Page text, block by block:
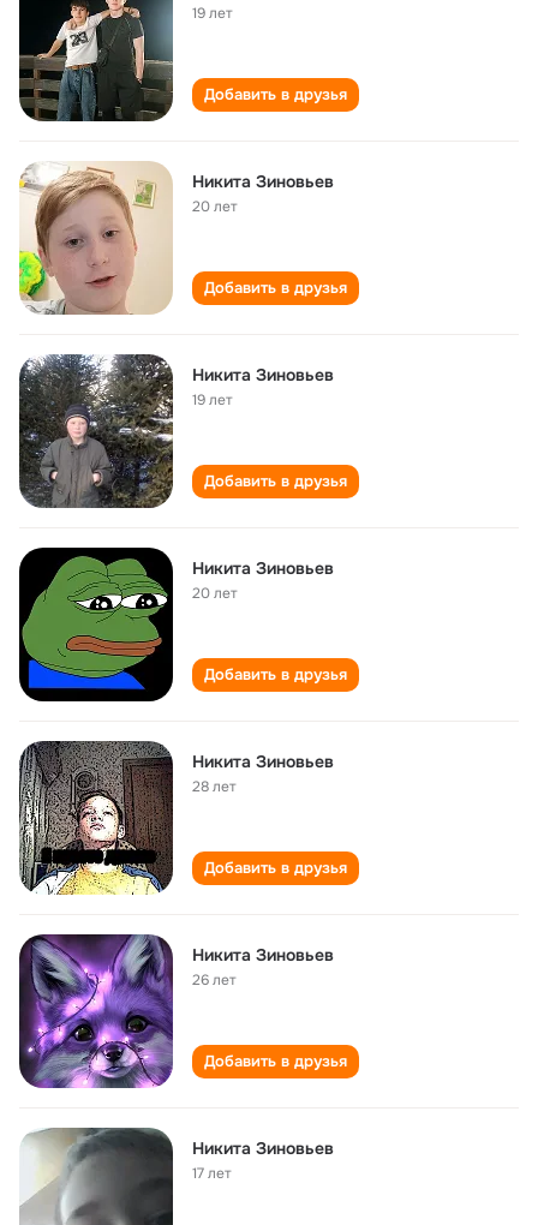
19 лет
Добавить в друзья
Никита Зиновьев
20 лет
Добавить в друзья
Никита Зиновьев
19 лет
Добавить в друзья
Никита Зиновьев
20 лет
Добавить в друзья
Никита Зиновьев
28 лет
Добавить в друзья
Никита Зиновьев
26 лет
Добавить в друзья
Никита Зиновьев
17 лет